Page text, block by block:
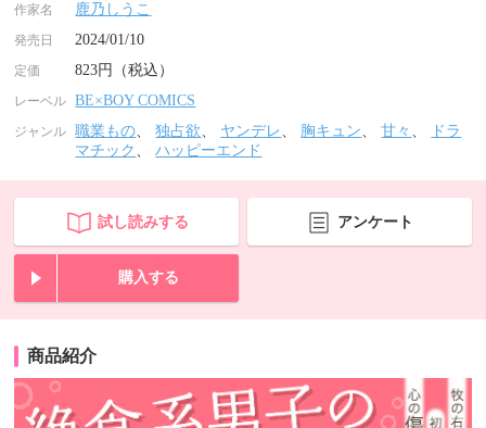
作家名 鹿乃しうこ
発売日 2024/01/10
定価 823円（税込）
レーベル BE×BOY COMICS
ジャンル 職業もの、独占欲、 ヤンデレ 、 胸キュン、甘々 、
ドラ
マチック 、ハッピーエンド
試し読みする アンケート
購入する
商品紹介